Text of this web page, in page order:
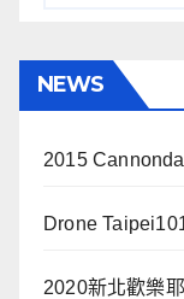
NEWS
2015
Drone
2020新北歡樂